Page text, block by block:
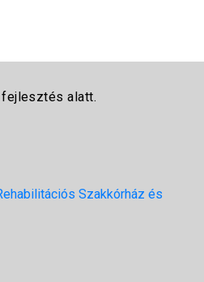
alatt.
Szakkórház és